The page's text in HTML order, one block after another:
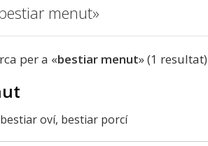
menut»
per a «bestiar menut» (1 resultat)
oví, bestiar porcí